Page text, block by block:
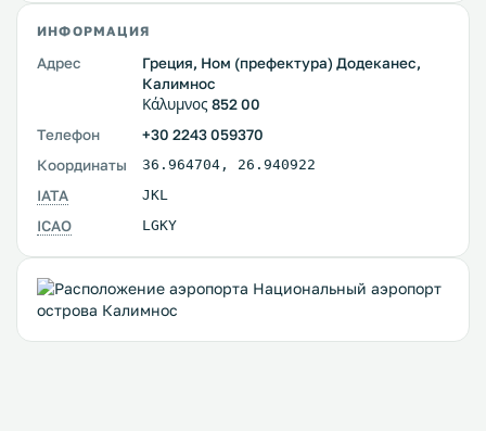
ИНФОРМАЦИЯ
Адрес
Греция, Ном (префектура) Додеканес,
Калимнос
Κάλυμνος 852 00
Телефон
+30 2243 059370
Координаты
36.964704 , 26.940922
IATA JKL
ICAO LGKY